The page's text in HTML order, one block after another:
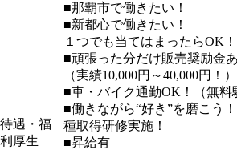
■那覇市で働きたい！
■新都心で働きたい！
１つでも当てはまったらOK
待遇・福
利厚生
■頑張った分だけ販売奨励金
（実績10,000円～40,000円！）
■車・バイク通勤OK！（無料
■働きながら“好き”を磨こう
種取得研修実施！
■昇給有